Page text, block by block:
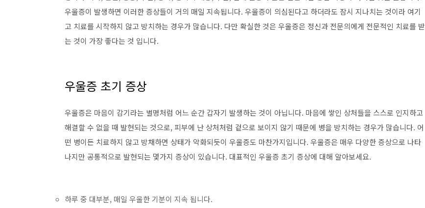
우울증이 발생하면 이러한 증상들이 거의 매일 지속됩니다. 우울증이 의심된다고 하더라도 잠시 지나치는 것이라 여기
고 치료를 시작하지 않고 방치하는 경우가 많습니다. 다만 확실한 것은 우울증은 정신과 전문의에게 전문적인 치료를 받
는 것이 가장 좋다는 것 입니다.
우울증 초기 증상
우울증은 마음이 감기라는 별명처럼 어느 순간 갑자기 발생하는 것이 아닙니다. 마음에 쌓인 상처들을 스스로 인지하고
해결할 수 없을 때 발현되는 것으로, 피부에 난 상처처럼 겉으로 보이지 않기 때문에 병을 방치하는 경우가 많습니다. 어
떤 병이든 치료하지 않고 방채하면 상태가 악화되듯이 우울증도 마찬가지입니다. 우울증은 매우 다양한 증상으로 나타
나지만 공통적으로 발현되는 몇가지 증상이 있습니다. 대표적인 우울증 초기 증상에 대해 알아보세요.
하루 중 대부분, 매일 우울한 기분이 지속 됩니다.